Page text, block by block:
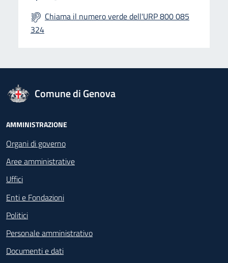
Chiama il numero verde dell'URP 800 085
324
logo Unione Europea
Comune di Genova
Footer - Navigazione
AMMINISTRAZIONE
Organi di governo
Aree amministrative
Uffici
Enti e Fondazioni
Politici
Personale amministrativo
Documenti e dati